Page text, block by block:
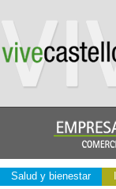
Salud y bienestar